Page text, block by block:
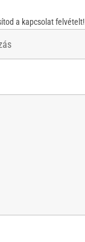
a kapcsolat felvételt!